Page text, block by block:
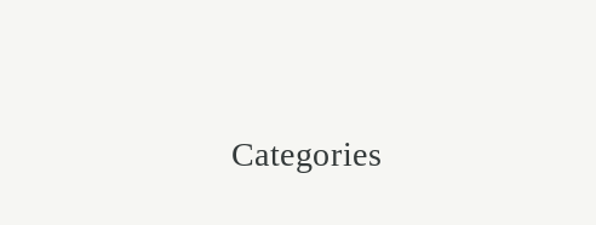
Categories